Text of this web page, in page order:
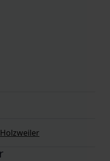
Holzweiler